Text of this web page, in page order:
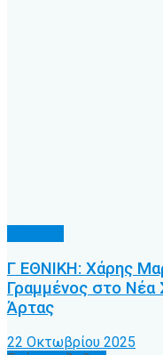
Γ ΕΘΝΙΚΗ: Χάρης
Γραμμένος στο Νέα
Άρτας
22 Οκτωβρίου 2025